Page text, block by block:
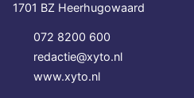
1701 BZ Heerhugowaard
072 8200 600
redactie@xyto.nl
www.xyto.nl